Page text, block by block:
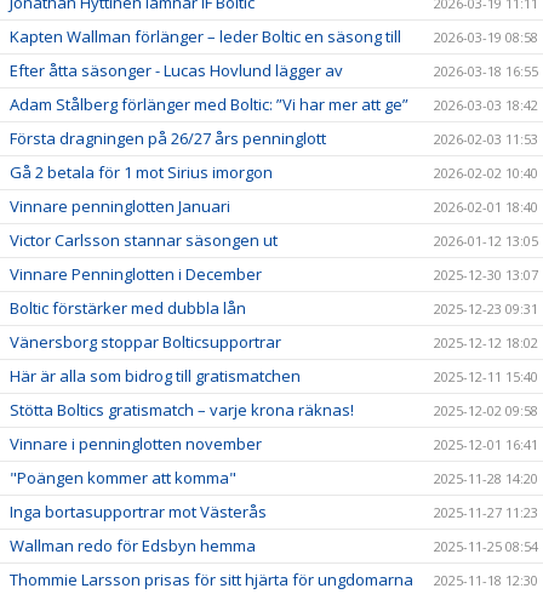
Kapten Wallman förlänger – leder Boltic en säsong till 2026-03-19 08:58
Efter åtta säsonger - Lucas Hovlund lägger av 2026-03-18 16:55
Adam Stålberg förlänger med Boltic: ”Vi har mer att ge” 2026-03-03 18:42
Första dragningen på 26/27 års penninglott 2026-02-03 11:53
Gå 2 betala för 1 mot Sirius imorgon 2026-02-02 10:40
Vinnare penninglotten Januari 2026-02-01 18:40
Victor Carlsson stannar säsongen ut 2026-01-12 13:05
Vinnare Penninglotten i December 2025-12-30 13:07
Boltic förstärker med dubbla lån 2025-12-23 09:31
Vänersborg stoppar Bolticsupportrar 2025-12-12 18:02
Här är alla som bidrog till gratismatchen 2025-12-11 15:40
Stötta Boltics gratismatch – varje krona räknas! 2025-12-02 09:58
Vinnare i penninglotten november 2025-12-01 16:41
"Poängen kommer att komma" 2025-11-28 14:20
Inga bortasupportrar mot Västerås 2025-11-27 11:23
Wallman redo för Edsbyn hemma 2025-11-25 08:54
Thommie Larsson prisas för sitt hjärta för ungdomarna 2025-11-18 12:30